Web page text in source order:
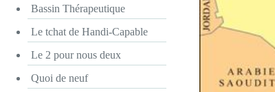
Bassin Thérapeutique
Le tchat de Handi-Capable
Le 2 pour nous deux
Quoi de neuf